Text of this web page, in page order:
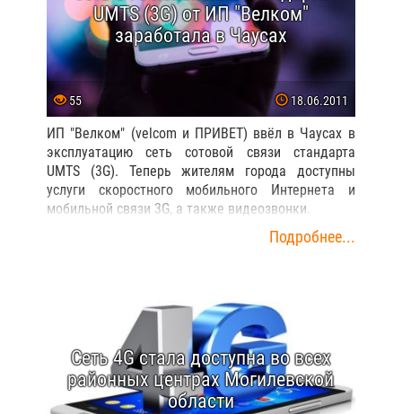
UMTS (3G) от ИП "Велком"
заработала в Чаусах
55 18.06.2011
ИП "Велком" (velcom и ПРИВЕТ) ввёл в Чаусах в
эксплуатацию сеть сотовой связи стандарта
UMTS (3G). Теперь жителям города доступны
услуги скоростного мобильного Интернета и
мобильной связи 3G, а также видеозвонки.
Подробнее...
Сеть 4G стала доступна во всех
районных центрах Могилевской
области